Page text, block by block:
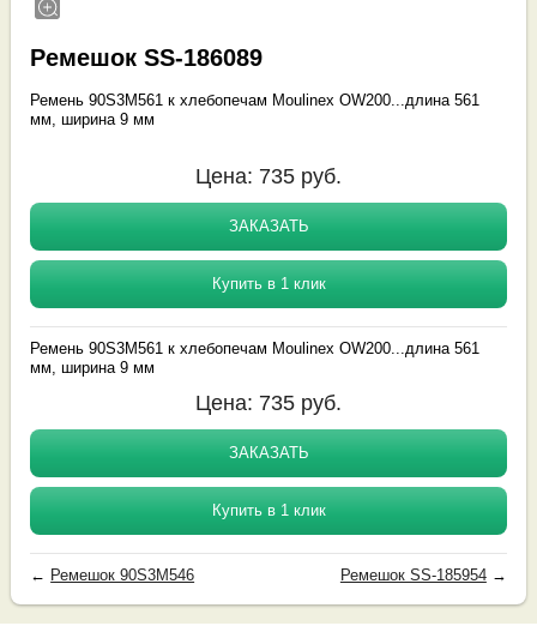
Ремешок SS-186089
Ремень 90S3M561 к хлебопечам Moulinex OW200...длина 561
мм, ширина 9 мм
Цена: 735 руб.
ЗАКАЗАТЬ
Купить в 1 клик
Ремень 90S3M561 к хлебопечам Moulinex OW200...длина 561
мм, ширина 9 мм
Цена: 735 руб.
ЗАКАЗАТЬ
Купить в 1 клик
← Ремешок 90S3M546 Ремешок SS-185954→